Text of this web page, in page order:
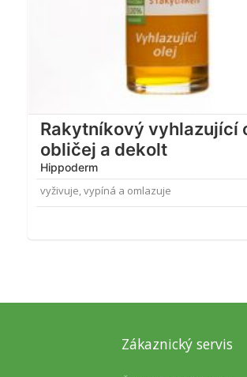
Rakytníkový vyhlazující
obličej a dekolt
Hippoderm
vyživuje, vypíná a omlazuje
Zákaznický servis